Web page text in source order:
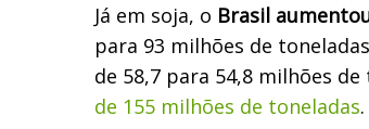
Já em soja, o Brasil
para 93 milhões de
de 58,7 para 54,8 milhões de
de 155 milhões de toneladas.